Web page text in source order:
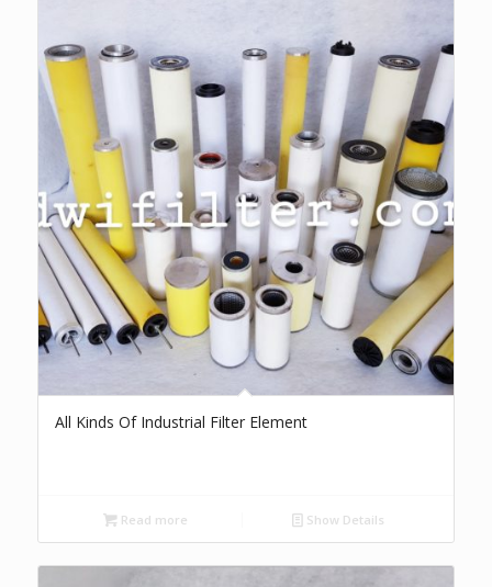
All Kinds Of Industrial Filter Element
Read more Show Details